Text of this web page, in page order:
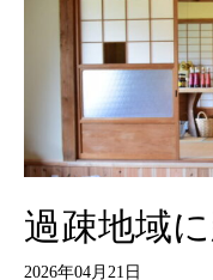
過疎地域
2026年04月21日